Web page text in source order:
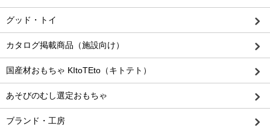
グッド・トイ
カタログ掲載商品（施設向け）
国産材おもちゃ KItoTEto（キトテト）
あそびのむし選定おもちゃ
ブランド・工房